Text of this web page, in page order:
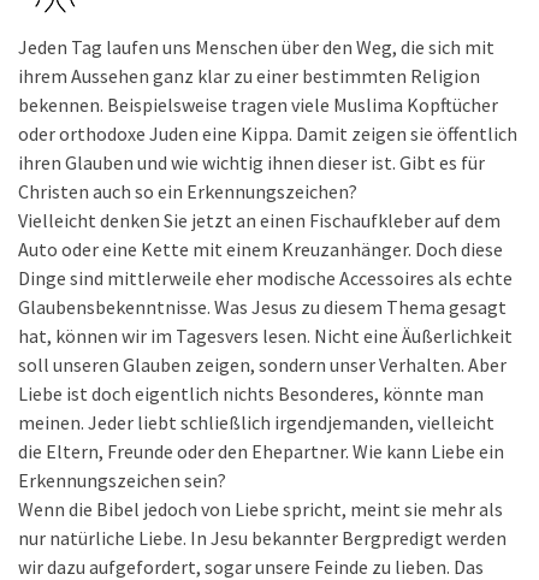
Jeden Tag laufen uns Menschen über den Weg, die sich mit
ihrem Aussehen ganz klar zu einer bestimmten Religion
bekennen. Beispielsweise tragen viele Muslima Kopftücher
oder orthodoxe Juden eine Kippa. Damit zeigen sie öffentlich
ihren Glauben und wie wichtig ihnen dieser ist. Gibt es für
Christen auch so ein Erkennungszeichen?
Vielleicht denken Sie jetzt an einen Fischaufkleber auf dem
Auto oder eine Kette mit einem Kreuzanhänger. Doch diese
Dinge sind mittlerweile eher modische Accessoires als echte
Glaubensbekenntnisse. Was Jesus zu diesem Thema gesagt
hat, können wir im Tagesvers lesen. Nicht eine Äußerlichkeit
soll unseren Glauben zeigen, sondern unser Verhalten. Aber
Liebe ist doch eigentlich nichts Besonderes, könnte man
meinen. Jeder liebt schließlich irgendjemanden, vielleicht
die Eltern, Freunde oder den Ehepartner. Wie kann Liebe ein
Erkennungszeichen sein?
Wenn die Bibel jedoch von Liebe spricht, meint sie mehr als
nur natürliche Liebe. In Jesu bekannter Bergpredigt werden
wir dazu aufgefordert, sogar unsere Feinde zu lieben. Das